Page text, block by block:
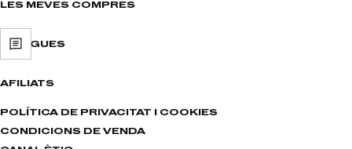
LES MEVES COMPRES
BOTIGUES
AFILIATS
POLÍTICA DE PRIVACITAT I COOKIES
CONDICIONS DE VENDA